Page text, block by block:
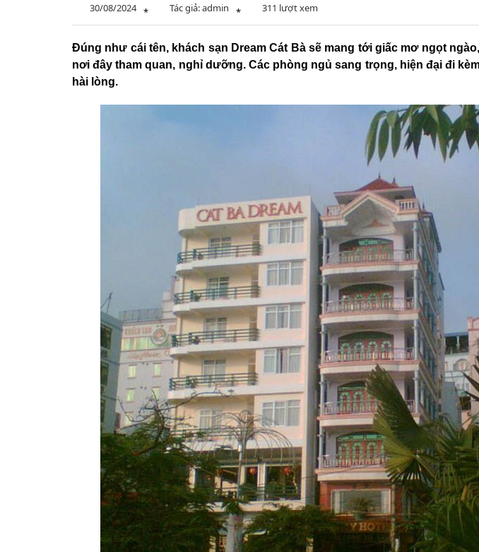
30/08/2024 * Tác giả: admin * 311 lượt xem
Đúng như cái tên, khách sạn Dream Cát Bà sẽ mang tới giấc mơ ngọt
nơi đây tham quan, nghỉ dưỡng. Các phòng ngủ sang trọng, hiện đại đi
hài lòng.